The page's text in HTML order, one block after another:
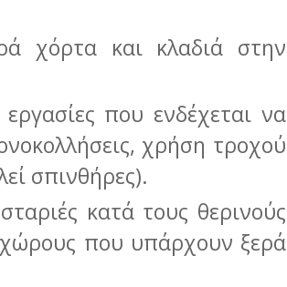
χόρτα και κλαδιά στην
που ενδέχεται να
χρήση τροχού
σπινθήρες).
κατά τους θερινούς
που υπάρχουν ξερά